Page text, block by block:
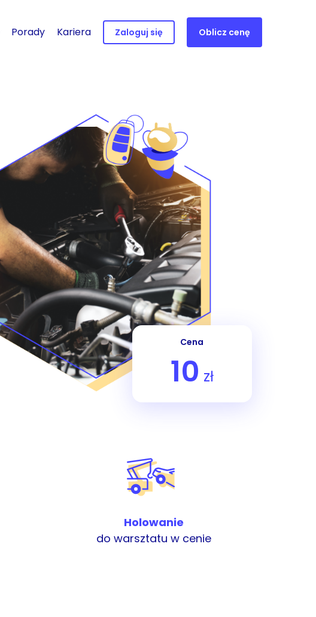
Porady Kariera Zaloguj się Oblicz cenę
Cena
10 zł
Holowanie
do warsztatu w cenie